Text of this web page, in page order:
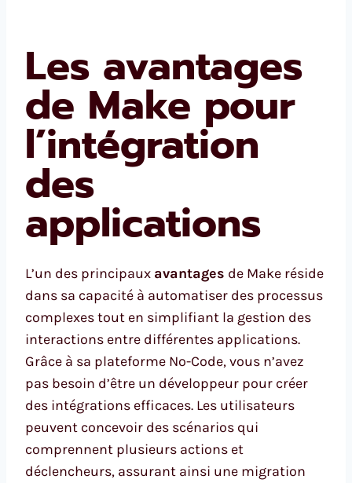
Les avantages
de Make pour
l’intégration
des
applications
L’un des principaux avantages de Make réside
dans sa capacité à automatiser des processus
complexes tout en simplifiant la gestion des
interactions entre différentes applications.
Grâce à sa plateforme No-Code, vous n’avez
pas besoin d’être un développeur pour créer
des intégrations efficaces. Les utilisateurs
peuvent concevoir des scénarios qui
comprennent plusieurs actions et
déclencheurs, assurant ainsi une migration